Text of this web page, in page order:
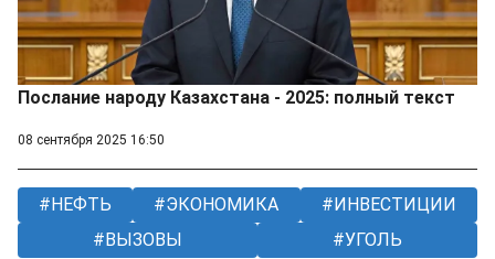
Послание народу Казахстана - 2025: полный текст
08 сентября 2025 16:50
НЕФТЬ ЭКОНОМИКА
ИНВЕСТИЦИИ
ВЫЗОВЫ
УГОЛЬ